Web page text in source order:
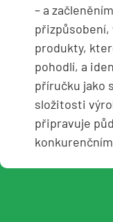
– a
přizpůsobení,
produkty,
pohodlí, a
příručku jako
složitosti
připravuje